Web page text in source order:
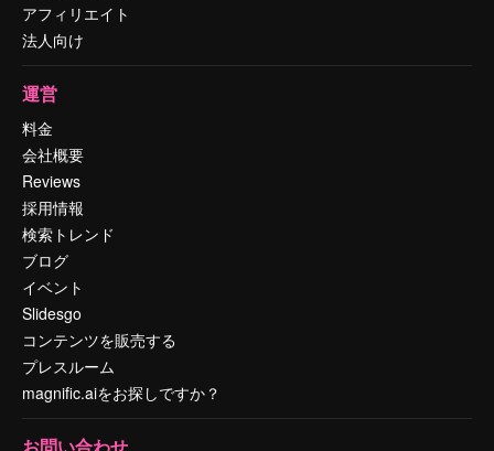
アフィリエイト
法人向け
運営
料金
会社概要
Reviews
採用情報
検索トレンド
ブログ
イベント
Slidesgo
コンテンツを販売する
プレスルーム
magnific.aiをお探しですか？
お問い合わせ